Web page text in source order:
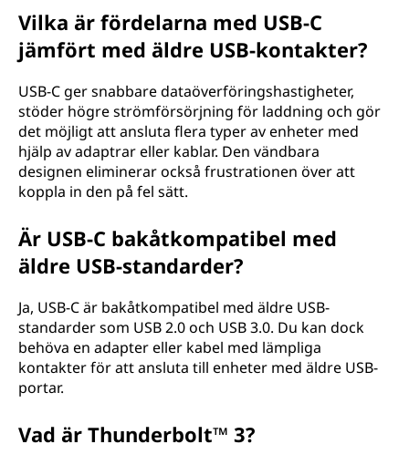
Vilka är fördelarna med USB-C
jämfört med äldre USB-kontakter?
USB-C ger snabbare dataöverföringshastigheter,
stöder högre strömförsörjning för laddning och gör
det möjligt att ansluta flera typer av enheter med
hjälp av adaptrar eller kablar. Den vändbara
designen eliminerar också frustrationen över att
koppla in den på fel sätt.
Är USB-C bakåtkompatibel med
äldre USB-standarder?
Ja, USB-C är bakåtkompatibel med äldre USB-
standarder som USB 2.0 och USB 3.0. Du kan dock
behöva en adapter eller kabel med lämpliga
kontakter för att ansluta till enheter med äldre USB-
portar.
Vad är Thunderbolt™ 3?